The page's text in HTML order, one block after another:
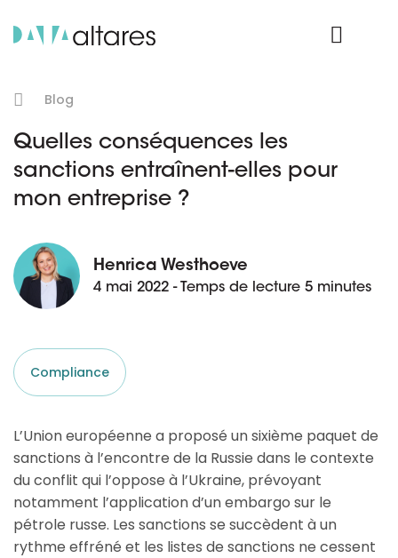
Blog
Quelles conséquences les
sanctions entraînent-elles pour
mon entreprise ?
Henrica Westhoeve
4 mai 2022 - Temps de lecture 5 minutes
Compliance
L’Union européenne a proposé un sixième paquet de
sanctions à l’encontre de la Russie dans le contexte
du conflit qui l’oppose à l’Ukraine, prévoyant
notamment l’application d’un embargo sur le
pétrole russe. Les sanctions se succèdent à un
rythme effréné et les listes de sanctions ne cessent